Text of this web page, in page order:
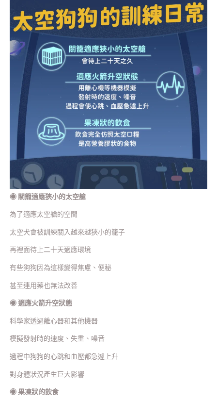
◉ 關籠適應狹小的太空艙
為了適應太空艙的空間
太空犬會被訓練關入越來越狹小的籠子
再裡面待上二十天適應環境
有些狗狗因為這樣變得焦慮、便秘
甚至連用藥也無法改善
◉適應火箭升空狀態
科學家透過離心器和其他機器
模擬發射時的速度、失重、噪音
過程中狗狗的心跳和血壓都急遽上升
對身體狀況產生巨大影響
◉ 果凍狀的飲食